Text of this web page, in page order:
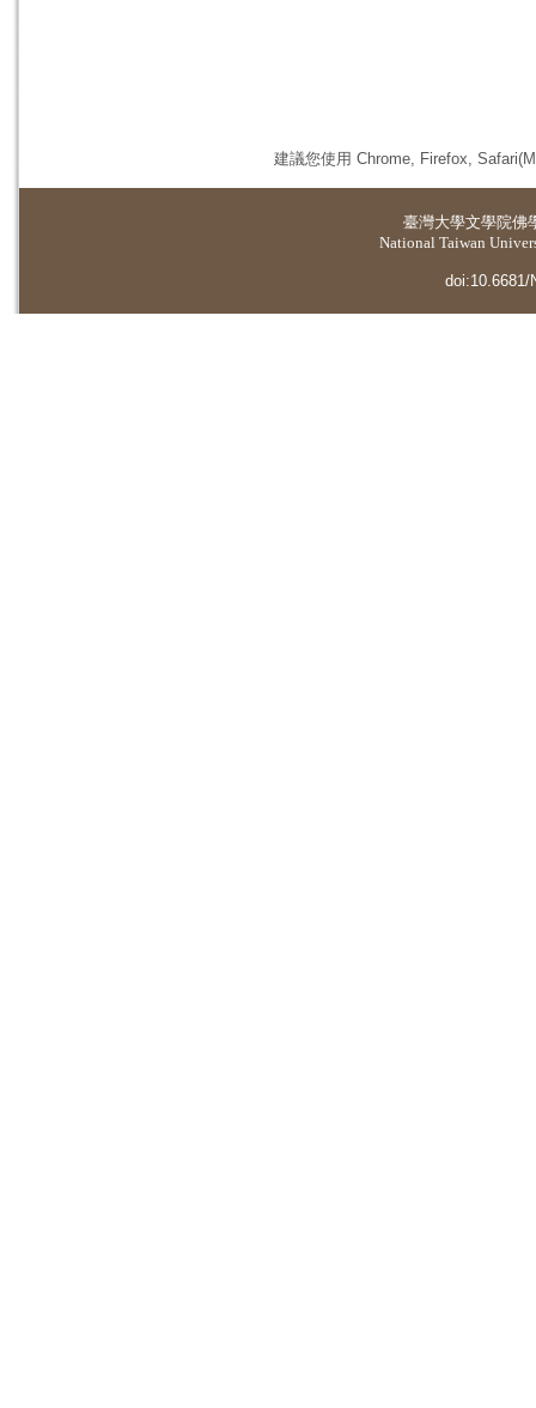
建議您使用 Chrome, Firefox,
臺灣大學文學院佛
National Taiwan
doi:10.6681/